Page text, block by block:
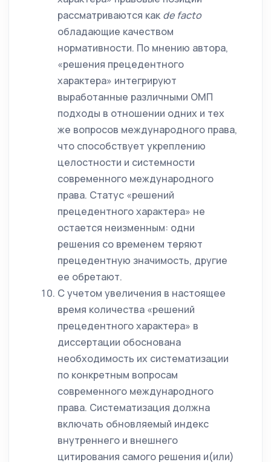
рассматриваются как de facto
обладающие качеством
нормативности. По мнению автора,
«решения прецедентного
характера» интегрируют
выработанные различными ОМП
подходы в отношении одних и тех
же вопросов международного права,
что способствует укреплению
целостности и системности
современного международного
права. Статус «решений
прецедентного характера» не
остается неизменным: одни
решения со временем теряют
прецедентную значимость, другие
ее обретают.
С учетом увеличения в настоящее
время количества «решений
прецедентного характера» в
диссертации обоснована
необходимость их систематизации
по конкретным вопросам
современного международного
права. Систематизация должна
включать обновляемый индекс
внутреннего и внешнего
цитирования самого решения и(или)